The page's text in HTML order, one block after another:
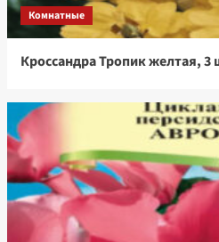
Комнатные
Кроссандра Тропик желтая,